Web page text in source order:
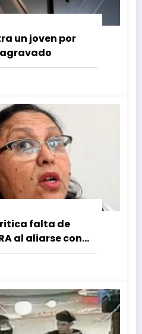
un joven por
falta de
al aliarse con